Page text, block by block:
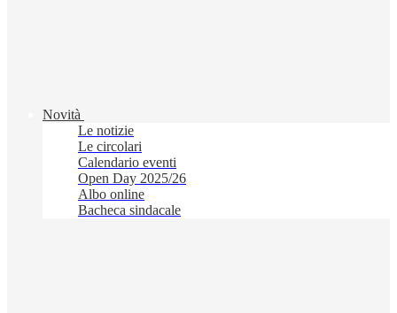
Novità
Le notizie
Le circolari
Calendario eventi
Open Day 2025/26
Albo online
Bacheca sindacale